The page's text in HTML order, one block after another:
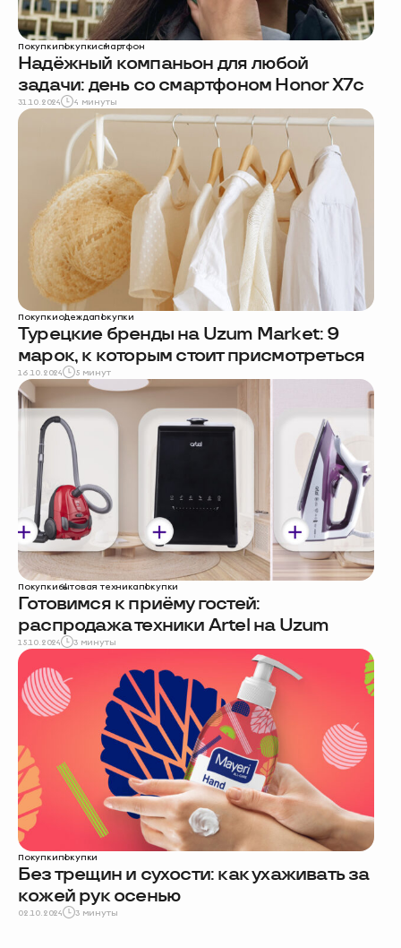
Покупкипокупкисмартфон
Надёжный компаньон для любой
задачи: день со смартфоном Honor X7c
31.10.2024 4 минуты
Покупкиодеждапокупки
Турецкие бренды на Uzum Market: 9
марок, к которым стоит присмотреться
16.10.2024 5 минут
Покупкибытовая техникапокупки
Готовимся к приёму гостей:
распродажа техники Artel на Uzum
15.10.2024 3 минуты
Покупкипокупки
Без трещин и сухости: как ухаживать за
кожей рук осенью
02.10.2024 3 минуты